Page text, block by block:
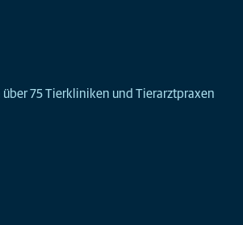
75 Tierkliniken und Tierarztpraxen